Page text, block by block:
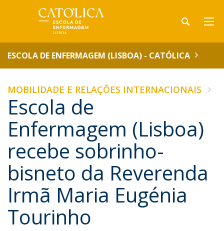
ESCOLA DE ENFERMAGEM (LISBOA) - CATÓLICA
MOBILIDADE E RELAÇÕES INTERNACIONAIS
Escola de
Enfermagem (Lisboa)
recebe sobrinho-
bisneto da Reverenda
Irmã Maria Eugénia
Tourinho